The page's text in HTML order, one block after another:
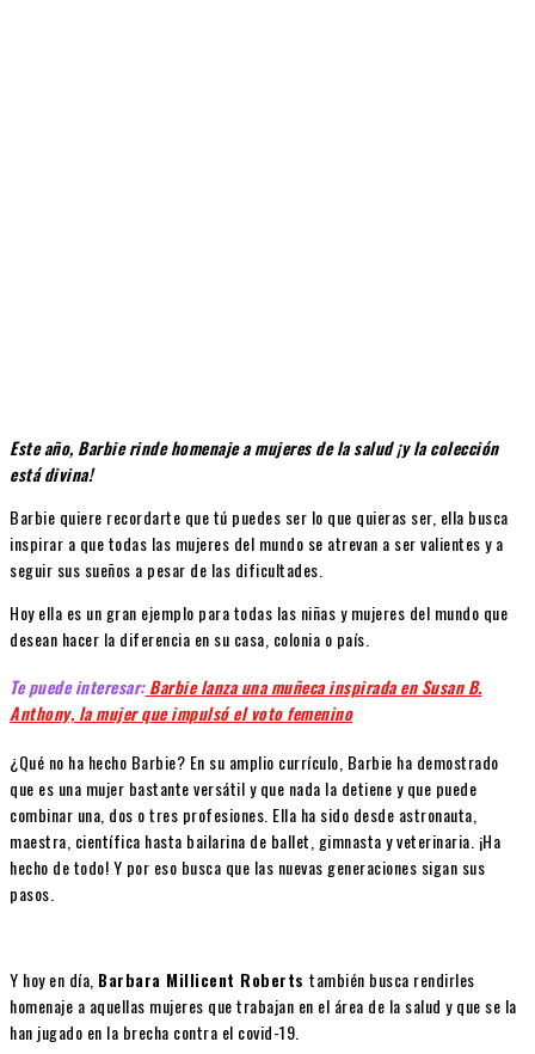
Este año, Barbie rinde homenaje a mujeres de la salud ¡y la colección
está divina!
Barbie quiere recordarte que tú puedes ser lo que quieras ser, ella busca
inspirar a que todas las mujeres del mundo se atrevan a ser valientes y a
seguir sus sueños a pesar de las dificultades.
Hoy ella es un gran ejemplo para todas las niñas y mujeres del mundo que
desean hacer la diferencia en su casa, colonia o país.
Te puede interesar:Barbie lanza una muñeca inspirada en Susan B.
Anthony, la mujer que impulsó el voto femenino
¿Qué no ha hecho Barbie? En su amplio currículo, Barbie ha demostrado
que es una mujer bastante versátil y que nada la detiene y que puede
combinar una, dos o tres profesiones. Ella ha sido desde astronauta,
maestra, científica hasta bailarina de ballet, gimnasta y veterinaria. ¡Ha
hecho de todo! Y por eso busca que las nuevas generaciones sigan sus
pasos.
Y hoy en día, Barbara Millicent Roberts también busca rendirles
homenaje a aquellas mujeres que trabajan en el área de la salud y que se la
han jugado en la brecha contra el covid-19.